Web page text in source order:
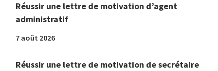
Réussir une lettre de motivation d’agent
administratif
7 août 2026
Réussir une lettre de motivation de secrétaire